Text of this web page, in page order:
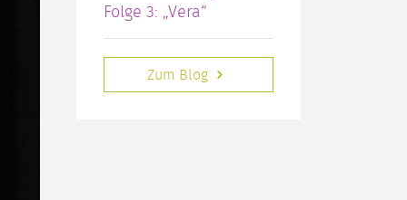
Folge 3: „Vera“
Zum Blog